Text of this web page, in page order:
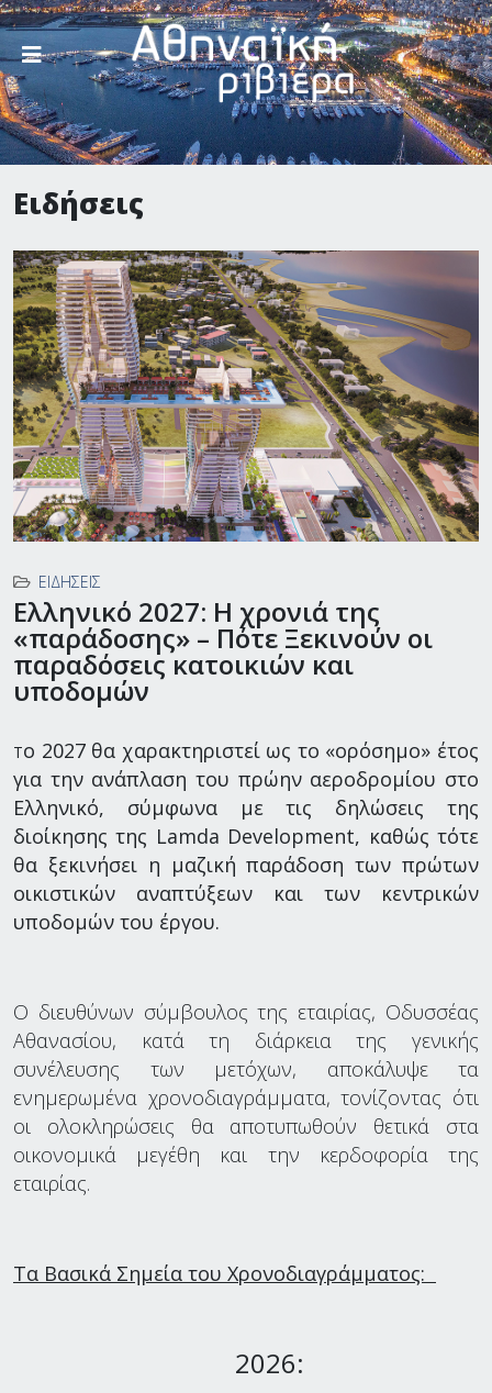
Ειδήσεις
ΕΙΔΉΣΕΙΣ
Ελληνικό 2027: Η χρονιά της
«παράδοσης» – Πότε Ξεκινούν οι
παραδόσεις κατοικιών και
υποδομών
Το 2027 θα χαρακτηριστεί ως το «ορόσημο» έτος
για την ανάπλαση του πρώην αεροδρομίου στο
Ελληνικό, σύμφωνα με τις δηλώσεις της
διοίκησης της Lamda Development, καθώς τότε
θα ξεκινήσει η μαζική παράδοση των πρώτων
οικιστικών αναπτύξεων και των κεντρικών
υποδομών του έργου.
Ο διευθύνων σύμβουλος της εταιρίας, Οδυσσέας
Αθανασίου, κατά τη διάρκεια της γενικής
συνέλευσης των μετόχων, αποκάλυψε τα
ενημερωμένα χρονοδιαγράμματα, τονίζοντας ότι
οι ολοκληρώσεις θα αποτυπωθούν θετικά στα
οικονομικά μεγέθη και την κερδοφορία της
εταιρίας.
Τα Βασικά Σημεία του Χρονοδιαγράμματος:
2026: